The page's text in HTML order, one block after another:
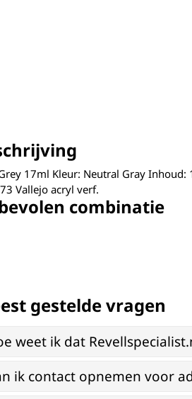
17ml Kleur: Neutral Gray
Vallejo acryl verf.
combinatie
gestelde vragen
weet ik dat
ik contact opnemen voor